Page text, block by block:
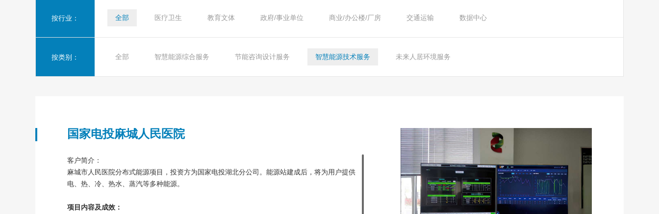
按行业： 全部 医疗卫生 教育文体 政府/事业单位 商业/办公楼/厂房 交通运输 数据中心
按类别： 全部 智慧能源综合服务 节能咨询设计服务 智慧能源技术服务 未来人居环境服务
国家电投麻城人民医院
客户简介：
麻城市人民医院分布式能源项目，投资方为国家电投湖北分公司。能源站建成后，将为用户提供
电、热、冷、热水、蒸汽等多种能源。
项目内容及成效：